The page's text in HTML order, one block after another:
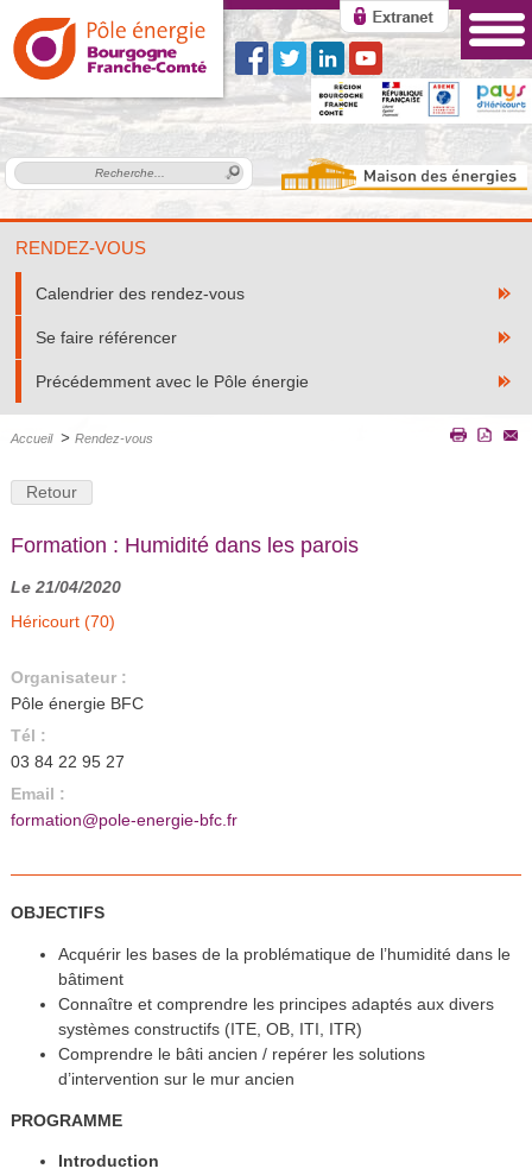
RENDEZ-VOUS
Calendrier des rendez-vous
Se faire référencer
Précédemment avec le Pôle énergie
Accueil > Rendez-vous
Retour
Formation : Humidité dans les parois
Le 21/04/2020
Héricourt (70)
Organisateur :
Pôle énergie BFC
Tél :
03 84 22 95 27
Email :
formation@pole-energie-bfc.fr
OBJECTIFS
Acquérir les bases de la problématique de l’humidité dans le
bâtiment
Connaître et comprendre les principes adaptés aux divers
systèmes constructifs (ITE, OB, ITI, ITR)
Comprendre le bâti ancien / repérer les solutions
d’intervention sur le mur ancien
PROGRAMME
Introduction